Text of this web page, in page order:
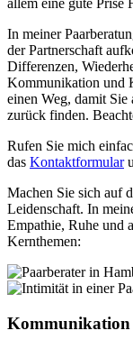
allem eine gute Prise
In meiner
der Partnerschaft
Differenzen,
Kommunikation und
einen Weg, damit
zurück finden.
Rufen Sie mich
das Kontaktformular
Machen Sie sich auf
Leidenschaft. In
Empathie, Ruhe und
Kernthemen: